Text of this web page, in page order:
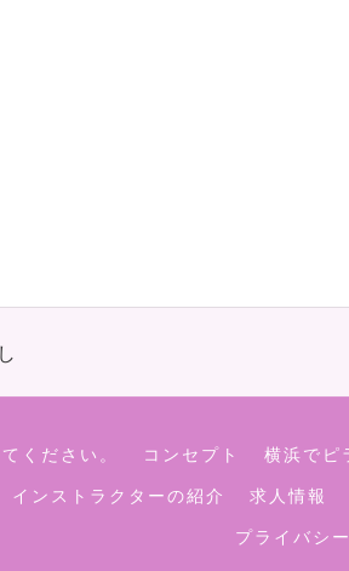
ください。 コンセプト 横浜でピ
インストラクターの紹介 求人情報
プライバシ